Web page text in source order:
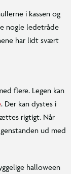
i kassen og
nogle ledetråde
har lidt svært
flere. Legen kan
. Der kan dystes i
rigtigt. Når
ud med
halloween